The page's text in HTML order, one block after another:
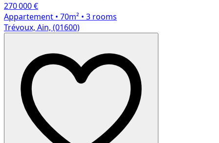
270 000 €
Appartement • 70m² • 3 rooms
Trévoux, Ain, (01600)